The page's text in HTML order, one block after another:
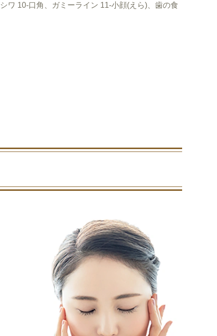
10-口角、ガミーライン 11-小顔(えら)、歯の食